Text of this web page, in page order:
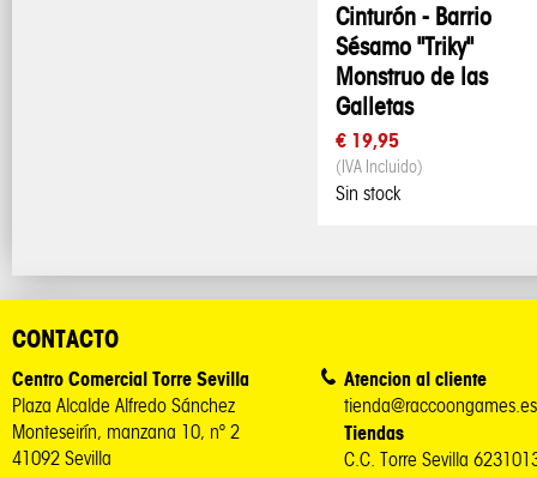
Cinturón - Barrio
Sésamo "Triky"
Monstruo de las
Galletas
€ 19,95
(IVA Incluido)
Sin stock
CONTACTO
Centro Comercial Torre Sevilla
Plaza Alcalde Alfredo Sánchez
Monteseirín, manzana 10, nº 2
41092 Sevilla
Atencion al cliente
tienda@raccoongames.es
Tiendas
C.C. Torre Sevilla